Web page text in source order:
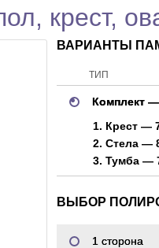
крест,
ВАРИАНТЫ
ТИП
Комплект —
1. Крест —
2. Стела —
3. Тумба —
ВЫБОР
1 сторона